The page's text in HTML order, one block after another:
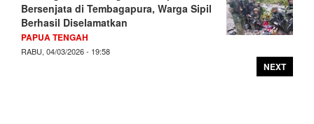
Bersenjata di Tembagapura, Warga Sipil
Berhasil Diselamatkan
PAPUA TENGAH
RABU, 04/03/2026 - 19:58
NEXT